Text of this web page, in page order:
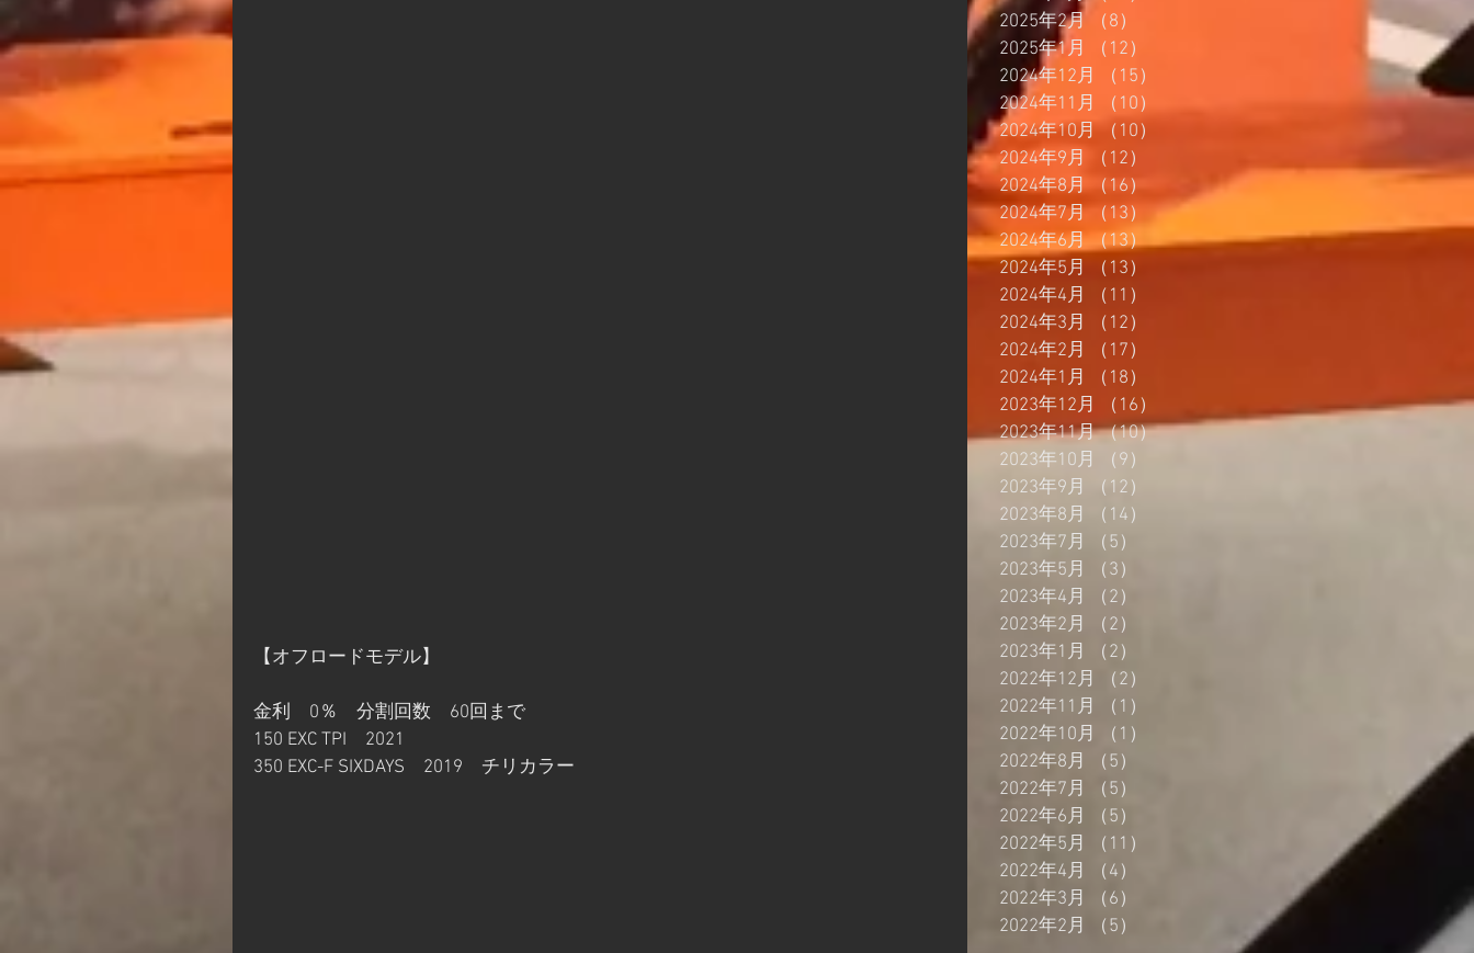
【オフロードモデル】
金利　0％　分割回数　60回まで
150 EXC TPI　2021
350 EXC-F SIXDAYS　2019　チリカラー
2025年2月
（8）
2025年1月
（12）
2024年12月
（15）
2024年11月
（10）
2024年10月
（10）
2024年9月
（12）
2024年8月
（16）
16件の記事
2024年7月
（13）
13件の記事
2024年6月
（13）13件の記事
2024年5月
（13）
2024年4月
（11）
2024年3月
（12）
2024年2月
（17）
2024年1月
（18）
2023年12月
（16）
2023年11月 （10）10件の記事
2023年10月
（9）
2023年9月
（12）
2023年8月
（14）
2023年7月
（5）
2023年5月
（3）
2023年4月
（2）
2023年2月
（2）
2023年1月
（2）
2022年12月
（2）
2022年11月
（1）
2022年10月
（1）
2022年8月
（5）
2022年7月
（5）
2022年6月
（5）
2022年5月
（11）
2022年4月
（4）
2022年3月
（6）
2022年2月
（5）